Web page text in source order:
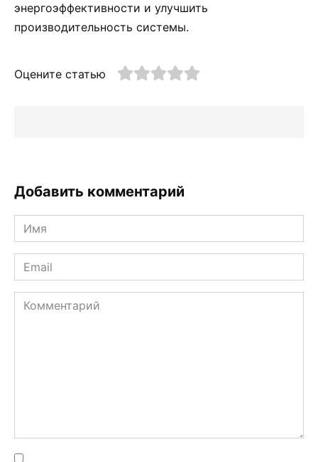
энергоэффективности и улучшить
производительность системы.
Оцените статью
Добавить комментарий
Имя
*
Email
*
Комментарий